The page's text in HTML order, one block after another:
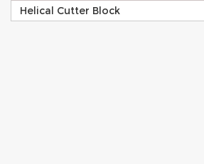
Helical Cutter Block